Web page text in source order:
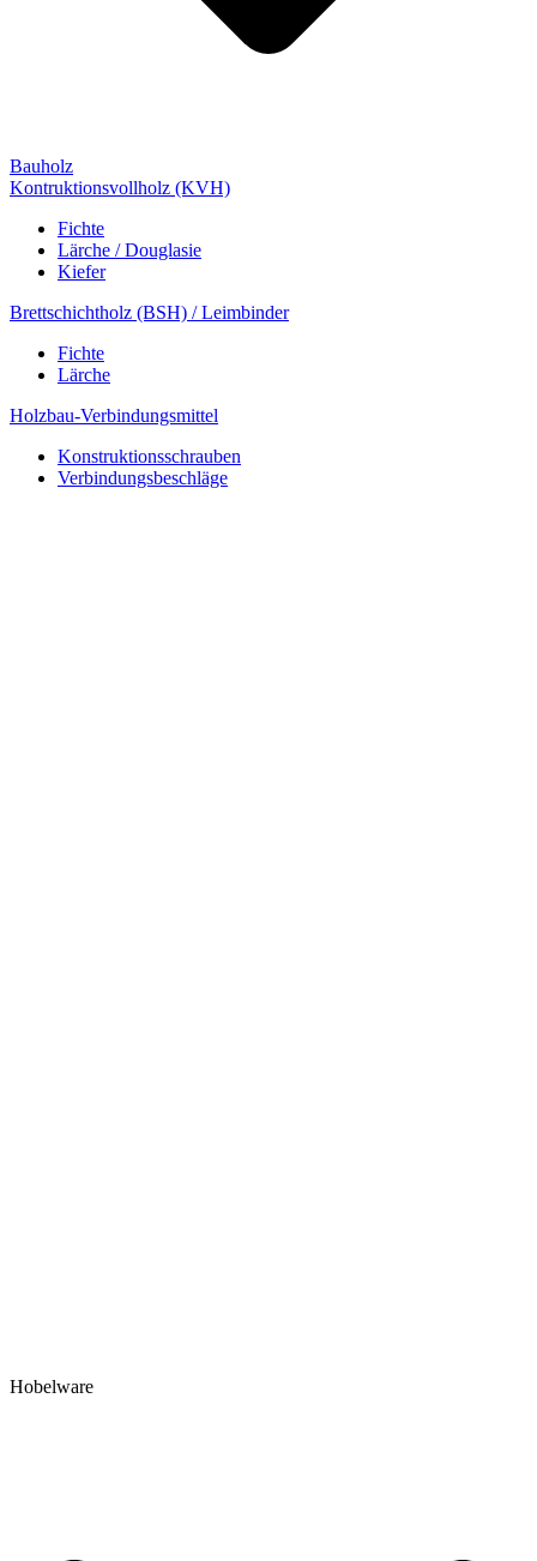
Bauholz
Kontruktionsvollholz (KVH)
Fichte
Lärche / Douglasie
Kiefer
Brettschichtholz (BSH) / Leimbinder
Fichte
Lärche
Holzbau-Verbindungsmittel
Konstruktionsschrauben
Verbindungsbeschläge
Hobelware